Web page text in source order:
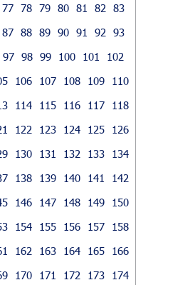
77 78 79 80 81 82
83
87 88 89 90 91 92
93
97 98 99 100 101
102
106 107 108 109
110
114 115 116 117
118
122 123 124 125
126
130 131 132 133
134
138 139 140 141
142
146 147 148 149
150
154 155 156 157
158
162 163 164 165
166
170 171 172 173
174